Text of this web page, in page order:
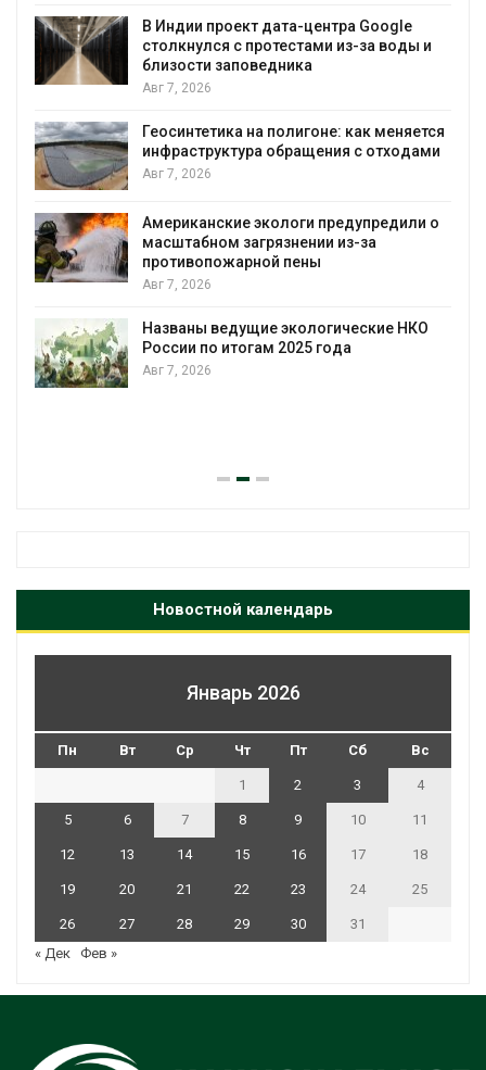
воду
Авг 7, 2026
Дождевая вода с крыш может помочь
Авг 7, 2026
Минприроды потребовало ускорить
уборку контейнерных площадок
Авг 7, 2026
Панамский канал вновь ограничивает
воды
Авг 6, 2026
Новостной календарь
Январь 2026
Пн Вт Ср Чт Пт Сб Вс
1 2 3 4
5 6 7 8 9 10 11
12 13 14 15 16 17 18
19 20 21 22 23 24 25
26 27 28 29 30
31
« Дек Фев »